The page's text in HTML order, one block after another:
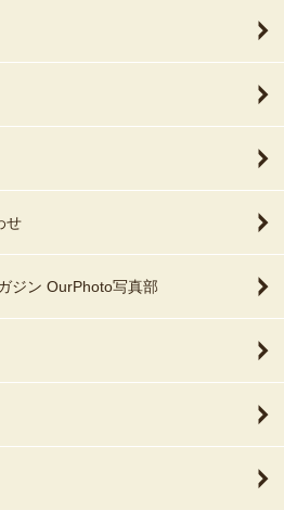
せ
ジン OurPhoto写真部